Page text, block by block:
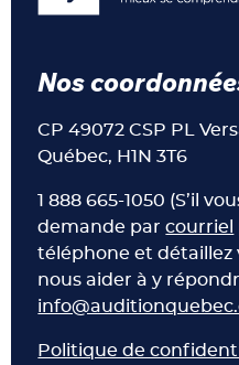
Nos
CP 49072 CSP PL
Québec, H1N 3T6
1 888 665-1050 (S’il
demande parcourriel
téléphone et détaillez
nous aider à y
Politique de